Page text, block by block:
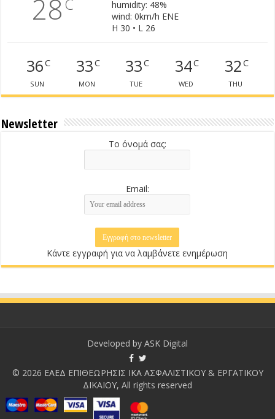
28C
humidity: 48%
wind: 0km/h ENE
H 30 • L 26
36C
SUN
33C
MON
33C
TUE
34C
WED
32C
THU
Newsletter
Το όνομά σας:
Email:
Κάντε εγγραφή για να λαμβάνετε ενημέρωση
Developed by ASK Digital
© 2026 ΕΑΕΔ ΕΠΙΘΕΩΡΗΣΙΣ ΙΚΑ ΑΣΦΑΛΙΣΤΙΚΟΥ & ΕΡΓΑΤΙΚΟΥ
ΔΙΚΑΙΟΥ, All rights reserved